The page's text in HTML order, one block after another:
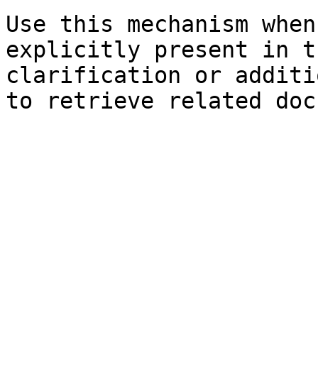
Use this mechanism
explicitly present in
clarification or